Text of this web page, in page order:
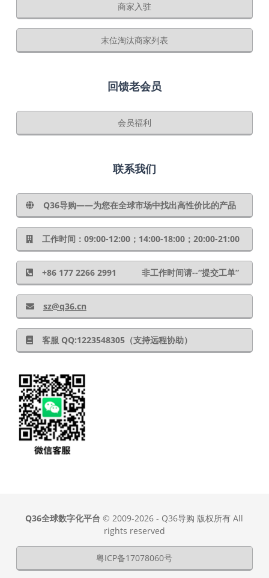
商家入驻
末位淘汰商家列表
回馈老会员
会员福利
联系我们
Q36导购——为您在全球市场中找出高性价比的产品
工作时间：09:00-12:00；14:00-18:00；20:00-21:00
+86 177 2266 2991 非工作时间请--“提交工单”
sz@q36.cn
客服 QQ:1223548305（支持远程协助）
Q36全球数字化平台 © 2009-2026 - Q36导购 版权所有 All
rights reserved
粤ICP备17078060号